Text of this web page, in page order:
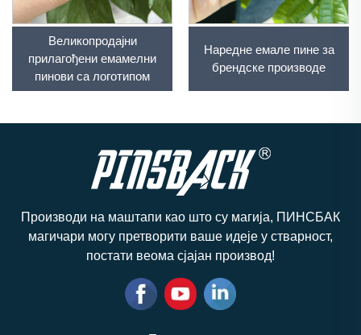
Великопродајни
прилагођени емамелни
пинови са логотипом
Наредне емале пине за
брендске производе
Производи на маштапи као што су магија, ПИНСБАК
магичари могу претворити ваше идеје у стварност,
постати веома сјајан производ!